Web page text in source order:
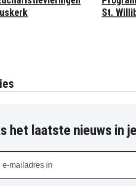
St.
het laatste nieuws in